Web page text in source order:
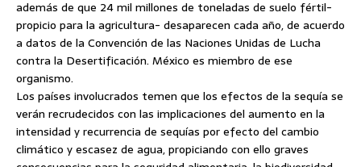
además de que 24 mil millones de toneladas de suelo fértil-
propicio para la agricultura- desaparecen cada año, de acuerdo
a datos de la Convención de las Naciones Unidas de Lucha
contra la Desertificación. México es miembro de ese
organismo.
Los países involucrados temen que los efectos de la sequía se
verán recrudecidos con las implicaciones del aumento en la
intensidad y recurrencia de sequías por efecto del cambio
climático y escasez de agua, propiciando con ello graves